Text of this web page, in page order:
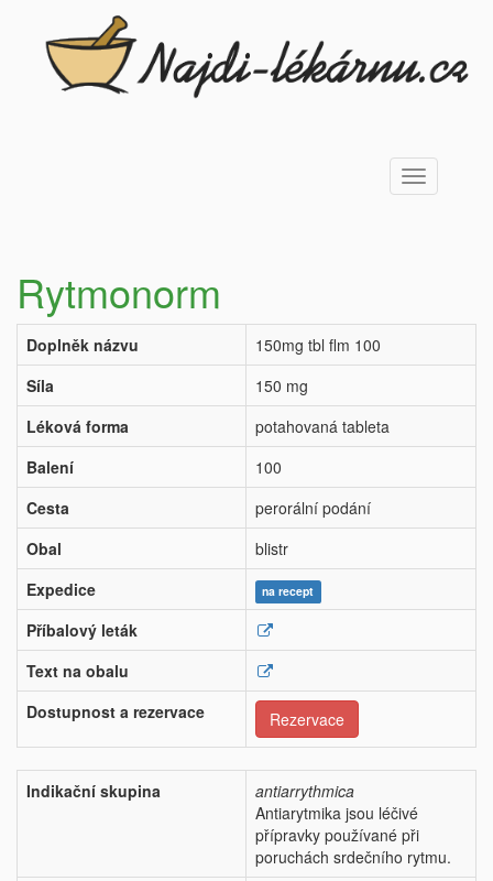
Toggle
navigation
Rytmonorm
Doplněk názvu
150mg tbl flm 100
Síla
150 mg
Léková forma
potahovaná tableta
Balení
100
Cesta
perorální podání
Obal
blistr
Expedice
na recept
Příbalový leták
Text na obalu
Dostupnost a rezervace
Rezervace
Indikační skupina
antiarrythmica
Antiarytmika jsou léčivé
přípravky používané při
poruchách srdečního rytmu.